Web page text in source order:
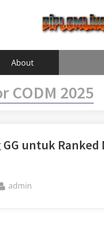
About
CODM 2025
untuk Ranked
By
admin